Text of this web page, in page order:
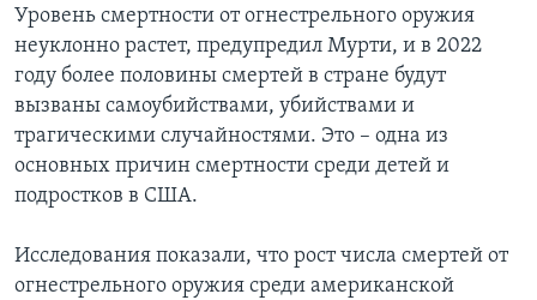
Уровень смертности от огнестрельного оружия
неуклонно растет, предупредил Мурти, и в 2022
году более половины смертей в стране будут
вызваны самоубийствами, убийствами и
трагическими случайностями. Это – одна из
основных причин смертности среди детей и
подростков в США.
Исследования показали, что рост числа смертей от
огнестрельного оружия среди американской